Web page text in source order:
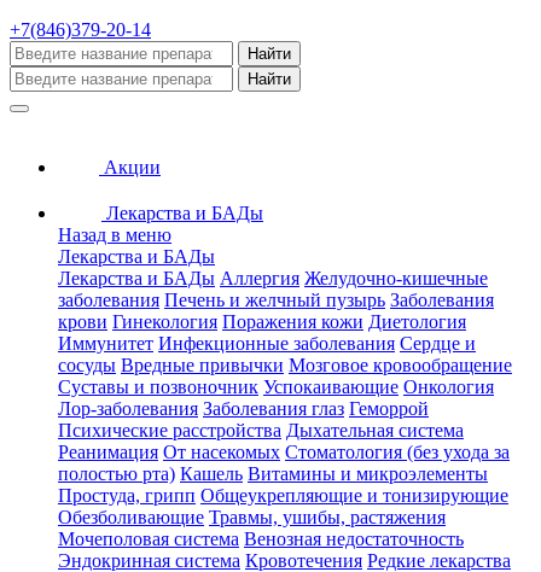
+7(846)379-20-14
Найти
Найти
Акции
Лекарства и БАДы
Назад в меню
Лекарства и БАДы
Лекарства и БАДы Аллергия Желудочно-кишечные
заболевания Печень и желчный пузырь Заболевания
крови Гинекология Поражения кожи Диетология
Иммунитет Инфекционные заболевания Сердце и
сосуды Вредные привычки Мозговое кровообращение
Суставы и позвоночник Успокаивающие Онкология
Лор-заболевания Заболевания глаз Геморрой
Психические расстройства Дыхательная система
Реанимация От насекомых Стоматология (без ухода за
полостью рта) Кашель Витамины и микроэлементы
Простуда, грипп Общеукрепляющие и тонизирующие
Обезболивающие Травмы, ушибы, растяжения
Мочеполовая система Венозная недостаточность
Эндокринная система Кровотечения Редкие лекарства